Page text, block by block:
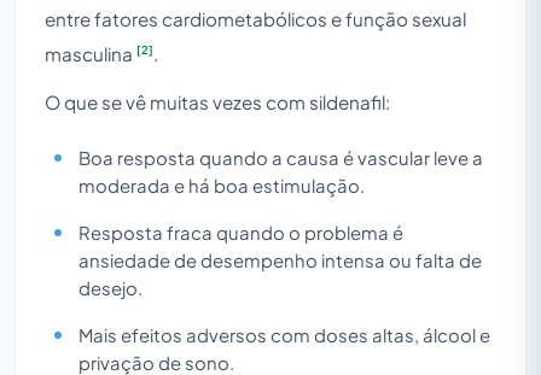
entre fatores cardiometabólicos e função sexual
masculina [2]
O que se vê muitas vezes com sildenafil:
Boa resposta quando a causa é vascular leve a
moderada e há boa estimulação.
Resposta fraca quando o problema é
ansiedade de desempenho intensa ou falta de
desejo.
Mais efeitos adversos com doses altas, álcool e
privação de sono.